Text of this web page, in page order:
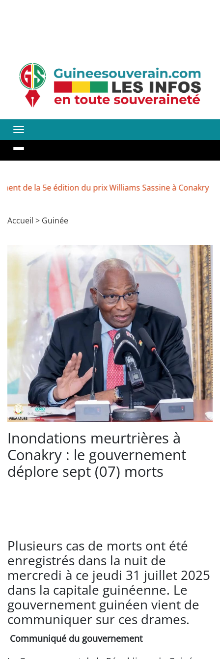
édition du prix Williams Sassine à Conakry
Accueil > Guinée
Inondations meurtrières à
Conakry : le gouvernement
déplore sept (07) morts
Plusieurs cas de morts ont été
enregistrés dans la nuit de
mercredi à ce jeudi 31 juillet 2025
dans la capitale guinéenne. Le
gouvernement guinéen vient de
communiquer sur ces drames.
Communiqué du gouvernement